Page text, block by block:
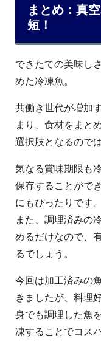
まとめ：真
短！
できたての美味し
めた冷凍魚。
共働き世代が増加
まり、食材をまと
選択肢となるので
気なる賞味期限も
保存することがで
にもぴったりです。
また、調理済みの
めるだけなので、
るでしょう。
今回は加工済みの
きましたが、料理
身でも調理した魚
凍することでコス